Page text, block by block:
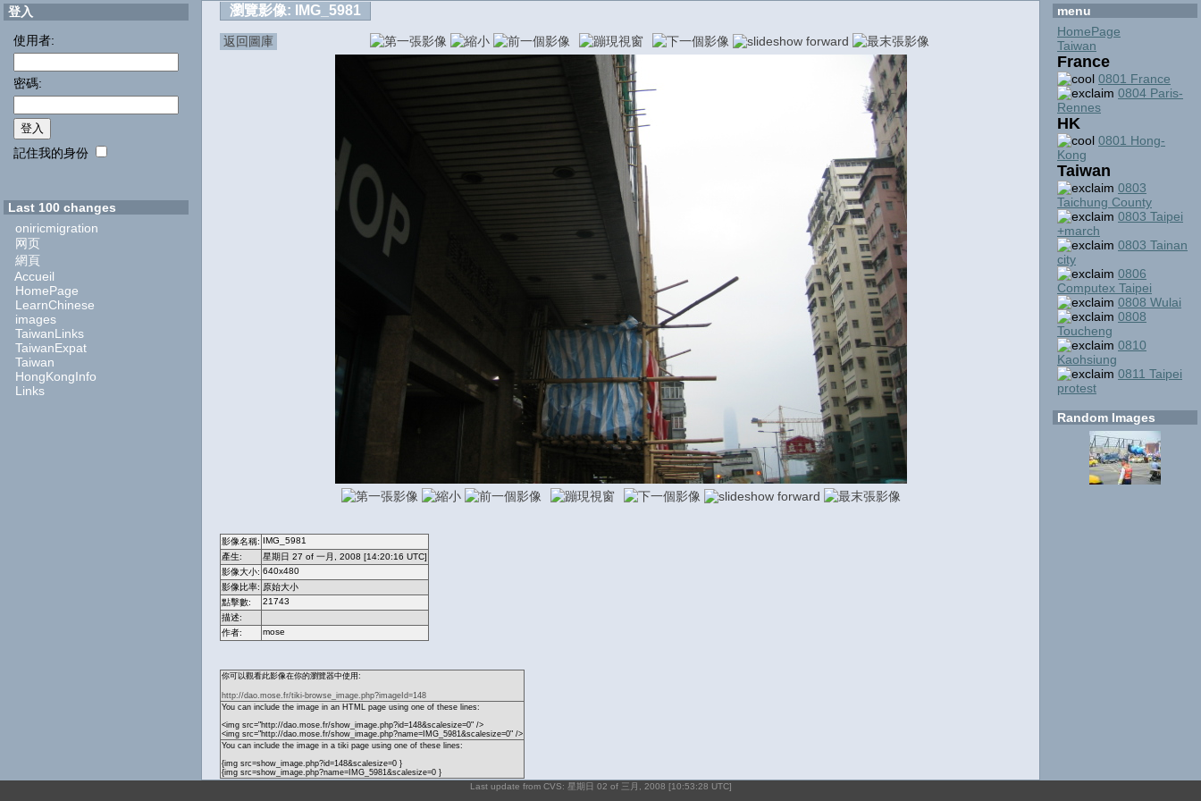
登入
使用者:
密碼:
記住我的身份
Last 100 changes
oniricmigration
网页
網頁
Accueil
HomePage
LearnChinese
images
TaiwanLinks
TaiwanExpat
Taiwan
HongKongInfo
Links
瀏覽影像: IMG_5981
返回圖庫
影像名稱:
IMG_5981
產生:
星期日 27 of 一月, 2008 [14:20:16 UTC]
影像大小: 640x480
影像比率: 原始大小
點擊數:
21743
描述:
作者:
mose
你可以觀看此影像在你的瀏覽器中使用:
http://dao.mose.fr/tiki-browse_image.php?imageId=148
You can include the image in an HTML page using one of these lines:
<img src="http://dao.mose.fr/show_image.php?id=148&scalesize=0" />
<img src="http://dao.mose.fr/show_image.php?name=IMG_5981&scalesize=0" />
You can include the image in a tiki page using one of these lines:
{img src=show_image.php?id=148&scalesize=0 }
{img src=show_image.php?name=IMG_5981&scalesize=0 }
menu
HomePage
Taiwan
France
0801 France
0804 Paris-
Rennes
HK
0801 Hong-
Kong
Taiwan
0803
Taichung County
0803 Taipei
+march
0803 Tainan
city
0806
Computex Taipei
0808 Wulai
0808
Toucheng
0810
Kaohsiung
0811 Taipei
protest
Random Images
Last update from CVS: 星期日 02 of 三月, 2008 [10:53:28 UTC]